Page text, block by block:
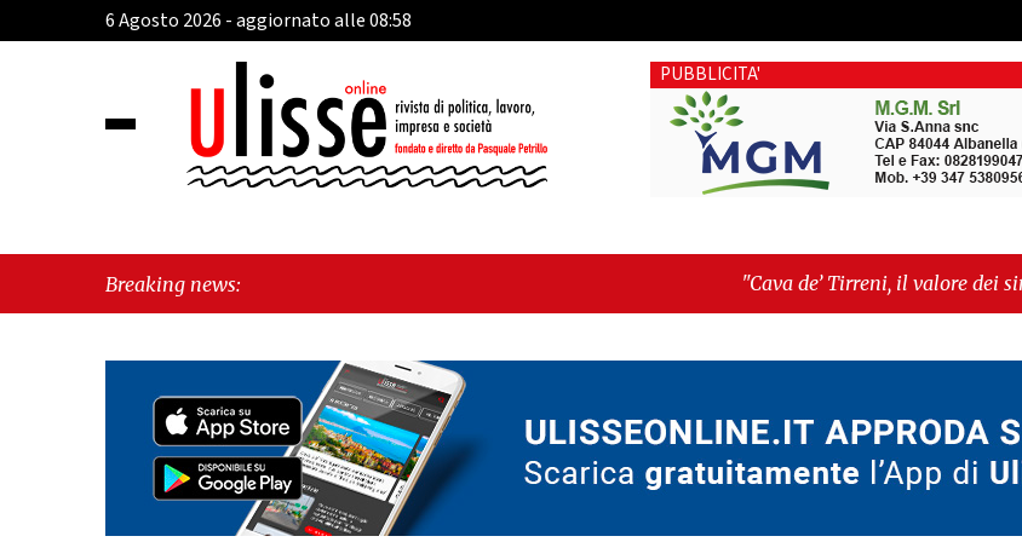
6 Agosto 2026 - aggiornato alle 08:58
PUBBLICITA'
Breaking news: "Cava de’ Tirreni, il valore dei simboli e la
sfida la morte cardiaca: il progetto del dottor